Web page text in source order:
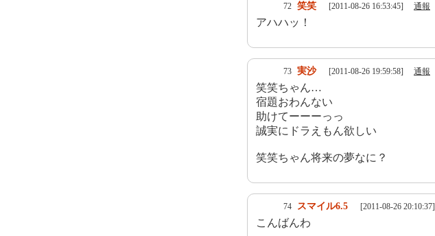
72 笑笑 [2011-08-26 16:53:45] 通報
アハハッ！
73 実沙 [2011-08-26 19:59:58] 通報
笑笑ちゃん…
宿題おわんない
助けてーーーっっ
誠実にドラえもん欲しい
笑笑ちゃん将来の夢なに？
74 スマイル6.5 [2011-08-26 20:10:37]
こんばんわ